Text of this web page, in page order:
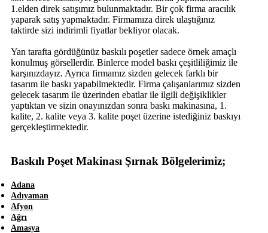
1.elden direk satışımız bulunmaktadır. Bir çok firma aracılık
yaparak satış yapmaktadır. Firmamıza direk ulaştığınız
taktirde sizi indirimli fiyatlar bekliyor olacak.
Yan tarafta gördüğünüz baskılı poşetler sadece örnek amaçlı
konulmuş görsellerdir. Binlerce model baskı çeşitliliğimiz ile
karşınızdayız. Ayrıca firmamız sizden gelecek farklı bir
tasarım ile baskı yapabilmektedir. Firma çalışanlarımız sizden
gelecek tasarım ile üzerinden ebatlar ile ilgili değişiklikler
yaptıktan ve sizin onayınızdan sonra baskı makinasına, 1.
kalite, 2. kalite veya 3. kalite poşet üzerine istediğiniz baskıyı
gerçekleştirmektedir.
Baskılı Poşet Makinası Şırnak Bölgelerimiz;
Adana
Adıyaman
Afyon
Ağrı
Amasya